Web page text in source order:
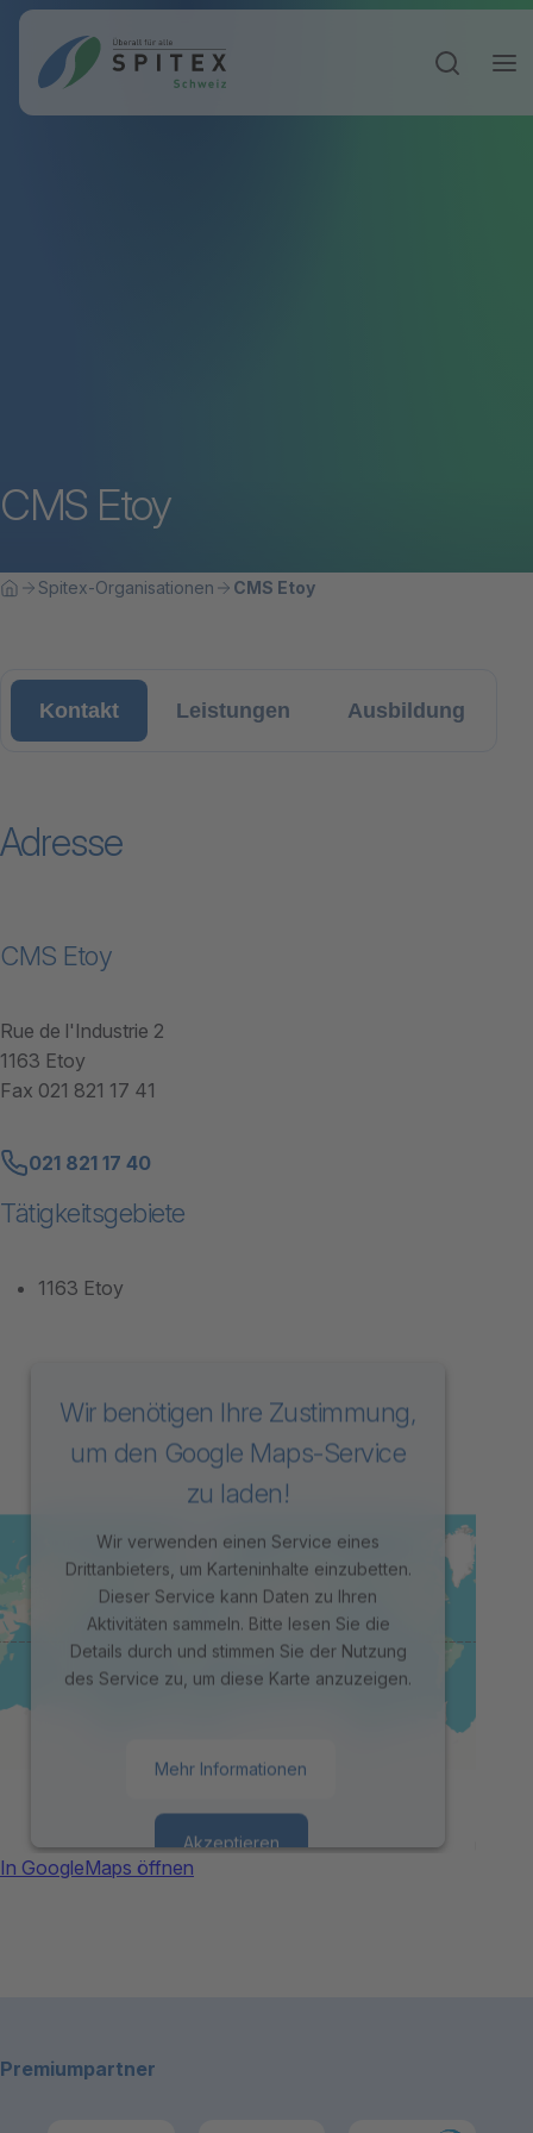
CMS Etoy
Breadcrumbnavigation
Sie befinden sich hier:
HomeSpitex-Organisationen CMS Etoy
Kontakt Leistungen Ausbildung
Adresse
CMS Etoy
Rue de l'Industrie 2
1163 Etoy
Fax 021 821 17 41
021 821 17 40
Tätigkeitsgebiete
1163 Etoy
Wir benötigen Ihre Zustimmung,
um den Google Maps-Service
zu laden!
Wir verwenden einen Service eines
Drittanbieters, um Karteninhalte einzubetten.
Dieser Service kann Daten zu Ihren
Aktivitäten sammeln. Bitte lesen Sie die
Details durch und stimmen Sie der Nutzung
des Service zu, um diese Karte anzuzeigen.
Mehr Informationen
Akzeptieren
In GoogleMaps öffnen
Premiumpartner